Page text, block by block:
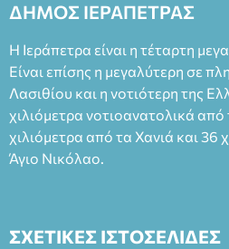
Φεδερίκο. Σκηνοθεσία: Βαγγέλης
άνω των 65 Προπώληση:
Πλαστήρα), E&G Mini market
και στο more.com Χώρος: 3ο
(Είσοδος ΕΠΑ.Λ.) Έναρξη 21:15
ΘΕΑΤΡΙΚΕΣ ΠΑΡΑΓΩΓΕΣ ΕΕ
ΔΗΜΟΣ ΙΕΡΑΠΕΤΡΑΣ
Η Ιεράπετρα είναι η τέταρτη
Είναι επίσης η μεγαλύτερη σε
Λασιθίου και η νοτιότερη της
χιλιόμετρα νοτιοανατολικά
χιλιόμετρα από τα Χανιά και 36
Άγιο Νικόλαο.
ΣΧΕΤΙΚΕΣ ΙΣΤΟΣΕΛΙΔΕΣ